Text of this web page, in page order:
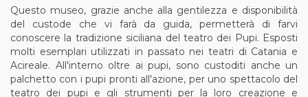
Questo museo, grazie anche alla gentilezza e disponibilità
del custode che vi farà da guida, permetterà di farvi
conoscere la tradizione siciliana del teatro dei Pupi. Esposti
molti esemplari utilizzati in passato nei teatri di Catania e
Acireale. All'interno oltre ai pupi, sono custoditi anche un
palchetto con i pupi pronti all'azione, per uno spettacolo del
teatro dei pupi e gli strumenti per la loro creazione e